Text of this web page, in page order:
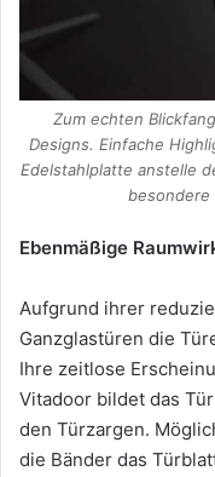
Zum echten
Designs. Einfache
Edelstahlplatte anstelle
besondere
Ebenmäßige
Aufgrund ihrer
Ganzglastüren die
Ihre zeitlose
Vitadoor bildet das
den Türzargen.
die Bänder das